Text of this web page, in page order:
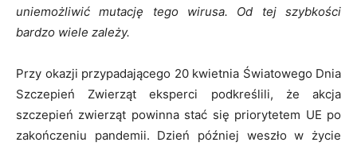
uniemożliwić mutację tego wirusa. Od tej szybkości
bardzo wiele zależy.
Przy okazji przypadającego 20 kwietnia Światowego Dnia
Szczepień Zwierząt eksperci podkreślili, że akcja
szczepień zwierząt powinna stać się priorytetem UE po
zakończeniu pandemii. Dzień później weszło w życie